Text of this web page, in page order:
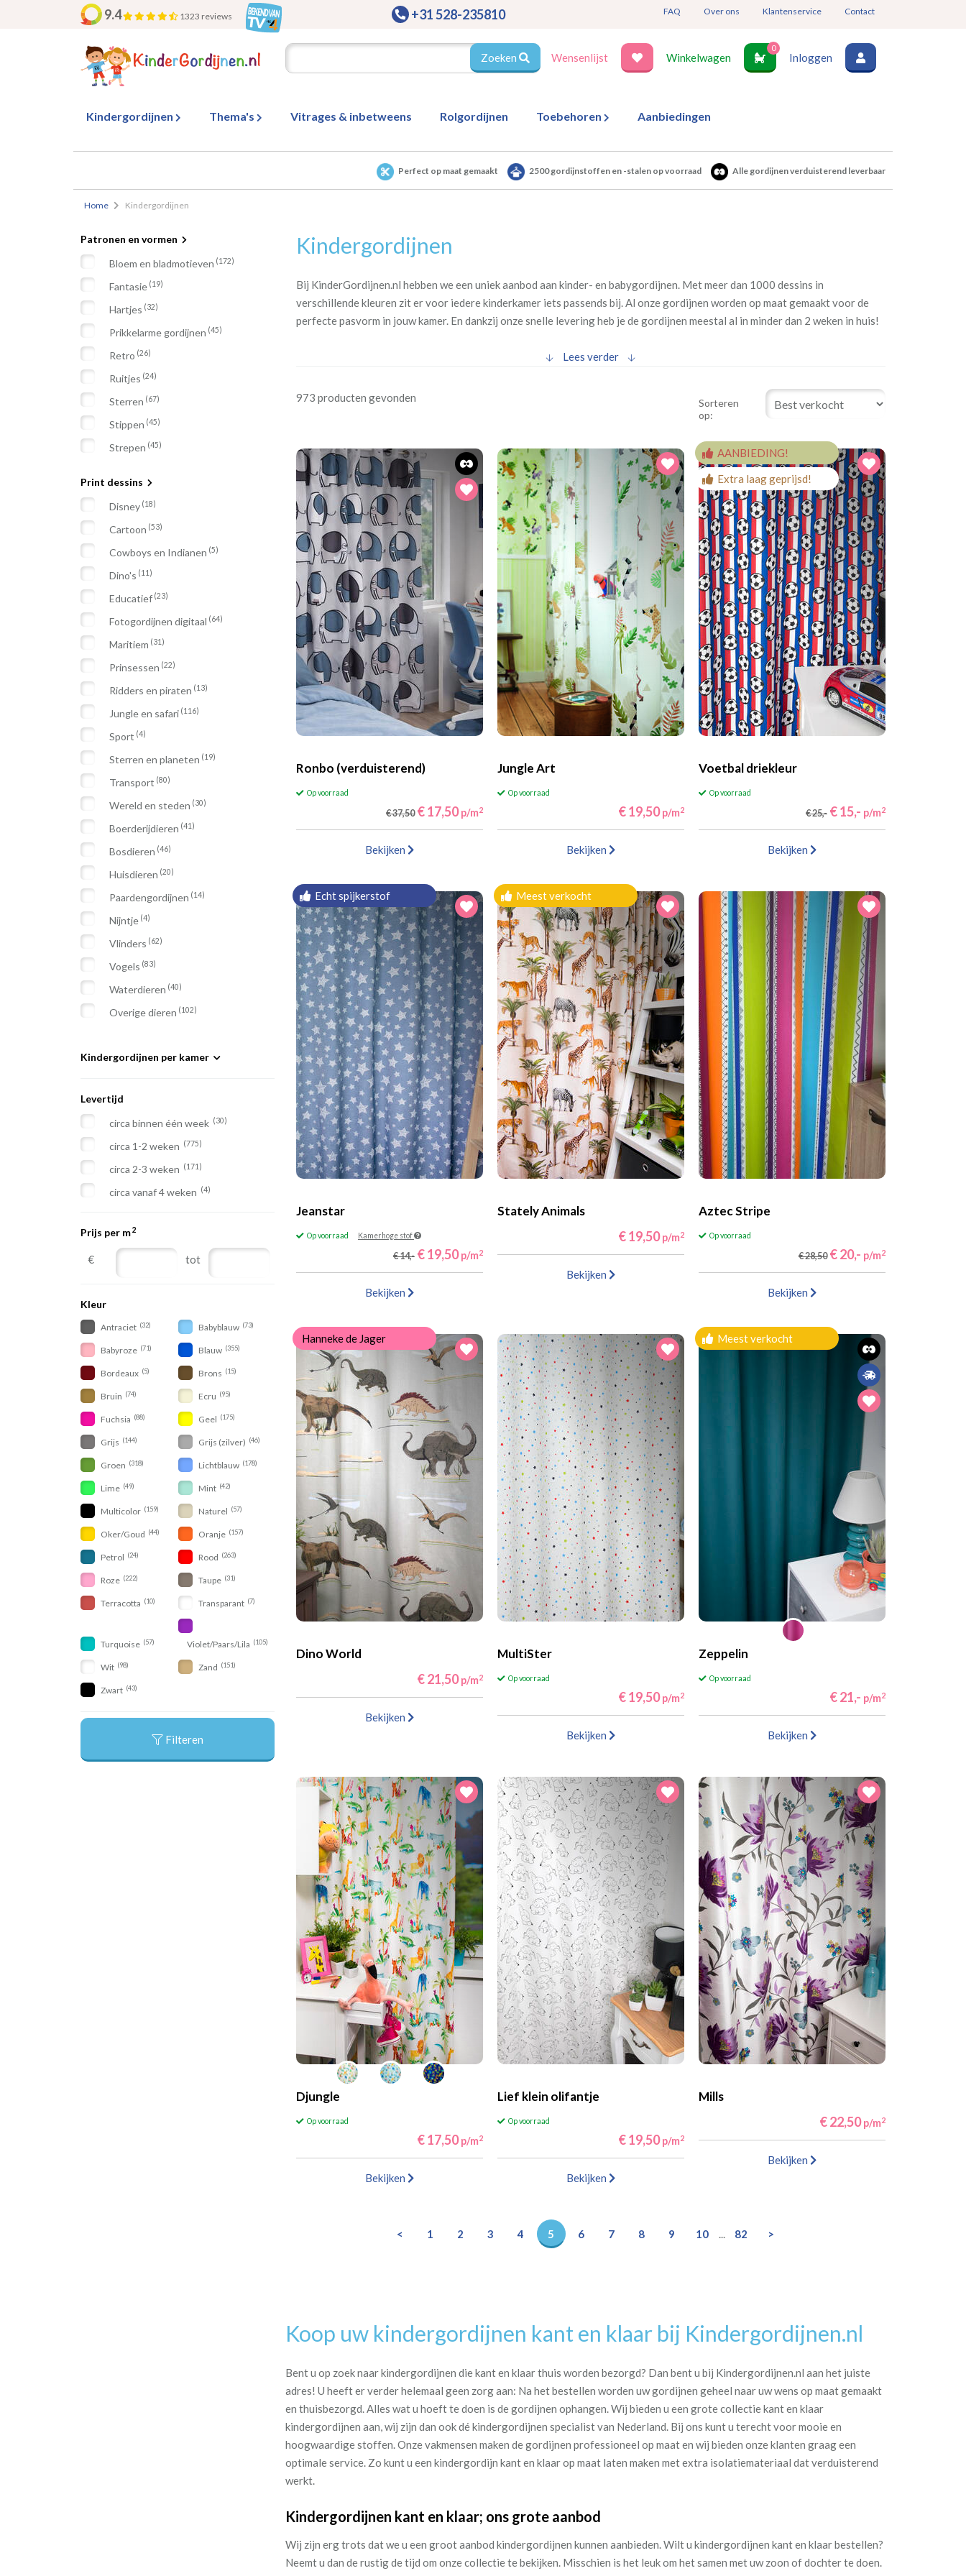
9.4 1323 reviews +31 528-235810 FAQ Over ons Klantenservice Contact
Zoeken Wensenlijst Winkelwagen
0
Inloggen
Kindergordijnen Thema's Vitrages & inbetweens Rolgordijnen Toebehoren Aanbiedingen
Perfect op maat gemaakt 2500 gordijnstoffen en -stalen op voorraad Alle gordijnen verduisterend leverbaar
Home Kindergordijnen
Patronen en vormen
Bloem en bladmotieven (172)
Fantasie (19)
Hartjes (32)
Prikkelarme gordijnen (45)
Retro (26)
Ruitjes (24)
Sterren (67)
Stippen (45)
Strepen (45)
Print dessins
Disney (18)
Cartoon (53)
Cowboys en Indianen (5)
Dino's (11)
Educatief (23)
Fotogordijnen digitaal (64)
Maritiem (31)
Prinsessen (22)
Ridders en piraten (13)
Jungle en safari (116)
Sport (4)
Sterren en planeten (19)
Transport (80)
Wereld en steden (30)
Boerderijdieren (41)
Bosdieren (46)
Huisdieren (20)
Paardengordijnen (14)
Nijntje (4)
Vlinders (62)
Vogels (83)
Waterdieren (40)
Overige dieren (102)
Kindergordijnen per kamer
Jongens gordijnen
Meisjes gordijnen(580)
Verduisterende kindergordijnen
Levertijd
circa binnen één week (30)
circa 1-2 weken (775)
circa 2-3 weken (171)
circa vanaf 4 weken (4)
Prijs per m2
€ tot
Kleur
Antraciet (32) Babyblauw (73)
Babyroze (71) Blauw (355)
Bordeaux (5) Brons (15)
Bruin (74) Ecru (95)
Fuchsia (88) Geel (175)
Grijs (144) Grijs (zilver) (46)
Groen (318) Lichtblauw (178)
Lime (49) Mint (42)
Multicolor (159) Naturel (57)
Oker/Goud (44) Oranje (157)
Petrol (24) Rood (263)
Roze (222) Taupe (31)
Terracotta (10) Transparant (7)
Turquoise (57) Violet/Paars/Lila (105)
Wit (98) Zand (151)
Zwart (43)
Filteren
Kindergordijnen
Bij KinderGordijnen.nl hebben we een uniek aanbod aan kinder- en babygordijnen. Met meer dan 1000 dessins in
verschillende kleuren zit er voor iedere kinderkamer iets passends bij. Al onze gordijnen worden op maat gemaakt voor de
perfecte pasvorm in jouw kamer. En dankzij onze snelle levering heb je de gordijnen meestal al in minder dan 2 weken in huis!
Lees verder
973 producten gevonden
Sorteren
op:
Ronbo (verduisterend)
Op voorraad
€ 37,50 € 17,50 p/m2
Bekijken
Jungle Art
Op voorraad
€ 19,50 p/m2
Bekijken
AANBIEDING!
Extra laag geprijsd!
Voetbal driekleur
Op voorraad
€ 25,- € 15,- p/m2
Bekijken
Echt spijkerstof
Jeanstar
Op voorraad Kamerhoge stof
€ 14,- € 19,50 p/m2
Bekijken
Meest verkocht
Stately Animals
€ 19,50 p/m2
Bekijken
Aztec Stripe
Op voorraad
€ 28,50 € 20,- p/m2
Bekijken
Hanneke de Jager
Dino World
€ 21,50 p/m2
Bekijken
MultiSter
Op voorraad
€ 19,50 p/m2
Bekijken
Meest verkocht
Zeppelin
Op voorraad
€ 21,- p/m2
Bekijken
Djungle
Op voorraad
€ 17,50 p/m2
Bekijken
Lief klein olifantje
Op voorraad
€ 19,50 p/m2
Bekijken
Mills
€ 22,50 p/m2
Bekijken
< 1 2 3 4 5 6 7 8 9 10 ... 82 >
Koop uw kindergordijnen kant en klaar bij Kindergordijnen.nl
Bent u op zoek naar kindergordijnen die kant en klaar thuis worden bezorgd? Dan bent u bij Kindergordijnen.nl aan het juiste
adres! U heeft er verder helemaal geen zorg aan: Na het bestellen worden uw gordijnen geheel naar uw wens op maat gemaakt
en thuisbezorgd. Alles wat u hoeft te doen is de gordijnen ophangen. Wij bieden u een grote collectie kant en klaar
kindergordijnen aan, wij zijn dan ook dé kindergordijnen specialist van Nederland. Bij ons kunt u terecht voor mooie en
hoogwaardige stoffen. Onze vakmensen maken de gordijnen professioneel op maat en wij bieden onze klanten graag een
optimale service. Zo kunt u een kindergordijn kant en klaar op maat laten maken met extra isolatiemateriaal dat verduisterend
werkt.
Kindergordijnen kant en klaar; ons grote aanbod
Wij zijn erg trots dat we u een groot aanbod kindergordijnen kunnen aanbieden. Wilt u kindergordijnen kant en klaar bestellen?
Neemt u dan de rustig de tijd om onze collectie te bekijken. Misschien is het leuk om het samen met uw zoon of dochter te doen.